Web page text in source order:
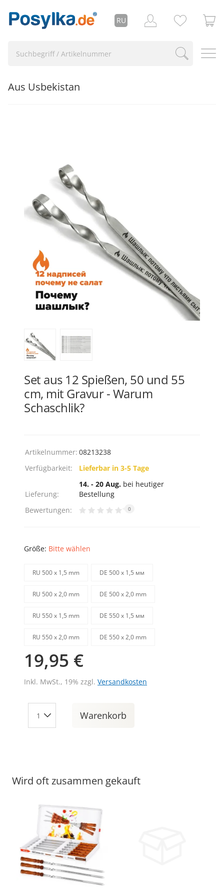
RU
Aus Usbekistan
Set aus 12 Spießen, 50 und 55
cm, mit Gravur - Warum
Schaschlik?
Artikelnummer: 08213238
Verfügbarkeit:
Lieferbar in 3-5 Tage
Lieferung:
14. - 20 Aug. bei heutiger
Bestellung
Bewertungen:
0
Größe: Bitte wählen
RU 500 х 1,5 mm DE 500 х 1,5 мм
RU 500 х 2,0 mm DE 500 х 2,0 mm
RU 550 х 1,5 mm DE 550 х 1,5 мм
RU 550 х 2,0 mm DE 550 х 2,0 mm
19,95 €
Inkl. MwSt., 19% zzgl. Versandkosten
Warenkorb
Wird oft zusammen gekauft